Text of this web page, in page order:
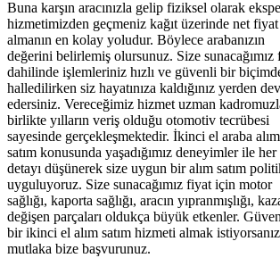
Buna karşın aracınızla gelip fiziksel olarak
hizmetimizden geçmeniz kağıt üzerinde net fiyat
almanın en kolay yoludur. Böylece arabanızın
değerini belirlemiş olursunuz. Size sunacağımız
dahilinde işlemleriniz hızlı ve güvenli bir
halledilirken siz hayatınıza kaldığınız yerden
edersiniz. Vereceğimiz hizmet uzman
birlikte yılların veriş olduğu otomotiv tecrübesi
sayesinde gerçekleşmektedir. İkinci el araba alım
satım konusunda yaşadığımız deneyimler ile her
detayı düşünerek size uygun bir alım satım
uyguluyoruz. Size sunacağımız fiyat için motor
sağlığı, kaporta sağlığı, aracın yıpranmışlığı,
değişen parçaları oldukça büyük etkenler.
bir ikinci el alım satım hizmeti almak istiyorsanız
mutlaka bize başvurunuz.